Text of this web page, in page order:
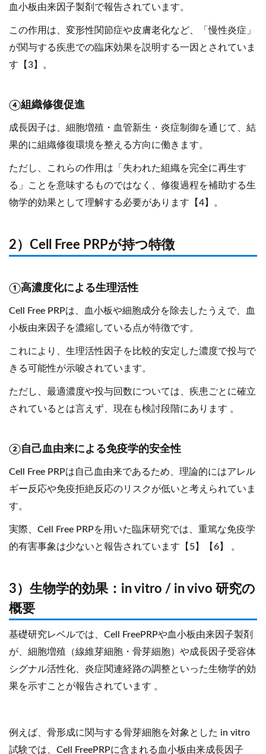
血小板由来因子製剤で報告されています。
この作用は、変形性関節症や皮膚老化など、「慢性炎症」
が関与する疾患での臨床効果を説明する一因とされていま
す【3】。
④組織修復促進
成長因子は、細胞増殖・血管新生・炎症制御を通じて、結
果的に組織修復環境を整える方向に働きます。
ただし、これらの作用は「失われた組織を完全に再生す
る」ことを意味するものではなく、修復過程を補助する生
物学的効果として理解する必要があります【4】。
2）Cell Free PRPが持つ特徴
①高濃度化による生理活性
Cell Free PRPは、血小板や細胞成分を除去したうえで、血
小板由来因子を濃縮している点が特徴です。
これにより、生理活性因子を比較的安定した濃度で投与で
きる可能性が示唆されています。
ただし、最適濃度や投与回数については、疾患ごとに確立
されているとは言えず、現在も検討段階にあります 。
②自己血由来による免疫学的安全性
Cell Free PRPは自己血由来であるため、理論的にはアレル
ギー反応や免疫拒絶反応のリスクが低いと考えられていま
す。
実際、Cell Free PRPを用いた臨床研究では、重篤な免疫学
的有害事象は少ないと報告されています【5】【6】 。
3）生物学的効果：in vitro / in vivo 研究の
概要
基礎研究レベルでは、Cell FreePRPや血小板由来因子製剤
が、細胞増殖（線維芽細胞・骨芽細胞）や成長因子受容体
シグナル活性化、炎症関連経路の調整といった生物学的効
果を示すことが報告されています 。
例えば、骨形成に関与する骨芽細胞を対象とした in vitro
試験では、Cell FreePRPに含まれる血小板由来成長因子